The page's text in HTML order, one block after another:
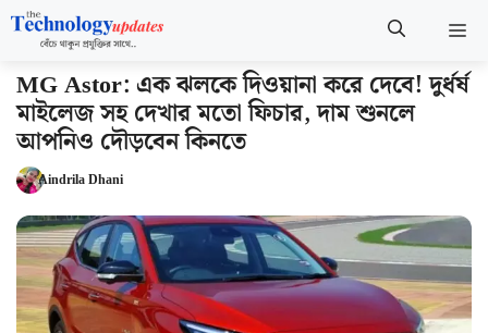
Skip
content
MG Astor: এক ঝলকে দিওয়ানা করে দেবে! দুর্ধর্ষ
মাইলেজ সহ দেখার মতো ফিচার, দাম শুনলে
আপনিও দৌড়বেন কিনতে
Aindrila Dhani